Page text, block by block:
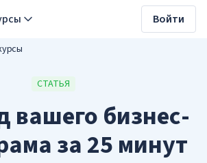
Войти
СТАТЬЯ
вашего бизнес-
за 25 минут